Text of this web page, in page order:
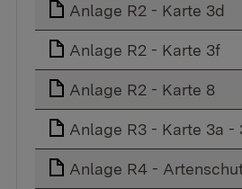
Anlage R2 - Karte 3d
Anlage R2 - Karte 3f
Anlage R2 - Karte 8
Anlage R3 - Karte 3a -
Anlage R4 -